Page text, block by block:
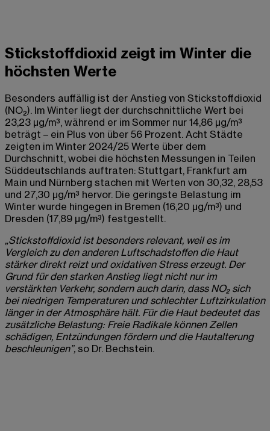
Stickstoffdioxid zeigt im Winter die
höchsten Werte
Besonders auffällig ist der Anstieg von Stickstoffdioxid
(NO₂). Im Winter liegt der durchschnittliche Wert bei
23,23 µg/m³, während er im Sommer nur 14,86 µg/m³
beträgt – ein Plus von über 56 Prozent. Acht Städte
zeigten im Winter 2024/25 Werte über dem
Durchschnitt, wobei die höchsten Messungen in Teilen
Süddeutschlands auftraten: Stuttgart, Frankfurt am
Main und Nürnberg stachen mit Werten von 30,32, 28,53
und 27,30 µg/m³ hervor. Die geringste Belastung im
Winter wurde hingegen in Bremen (16,20 µg/m³) und
Dresden (17,89 µg/m³) festgestellt.
„Stickstoffdioxid ist besonders relevant, weil es im
Vergleich zu den anderen Luftschadstoffen die Haut
stärker direkt reizt und oxidativen Stress erzeugt. Der
Grund für den starken Anstieg liegt nicht nur im
verstärkten Verkehr, sondern auch darin, dass NO₂ sich
bei niedrigen Temperaturen und schlechter Luftzirkulation
länger in der Atmosphäre hält. Für die Haut bedeutet das
zusätzliche Belastung: Freie Radikale können Zellen
schädigen, Entzündungen fördern und die Hautalterung
beschleunigen”, so Dr. Bechstein.